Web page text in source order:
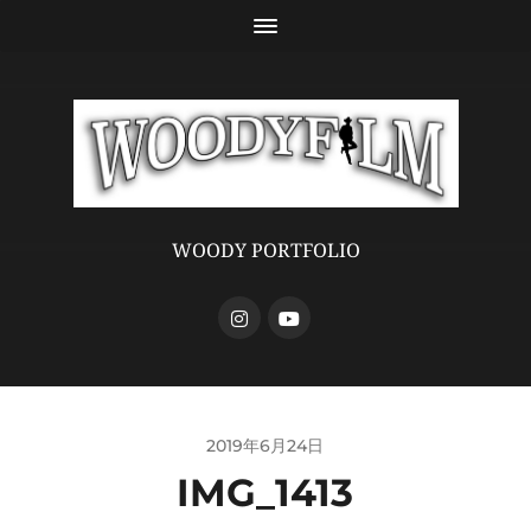
WOODY PORTFOLIO
2019年6月24日
IMG_1413